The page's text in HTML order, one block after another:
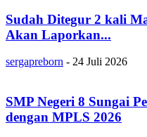
Sudah Ditegur 2 kali
Akan Laporkan...
sergapreborn - 24 Juli 2026
SMP Negeri 8 Sungai
dengan MPLS 2026